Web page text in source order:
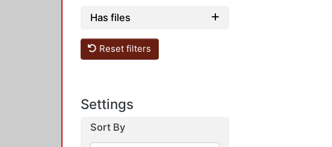
Has files
Reset filters
Settings
Sort By